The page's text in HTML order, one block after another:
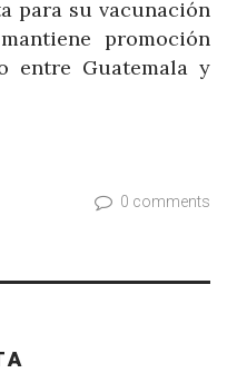
para su vacunación
promoción
entre Guatemala y
0 comments